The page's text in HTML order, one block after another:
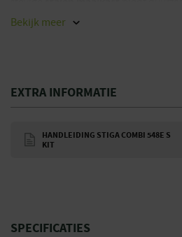
bij intensief gebruik. Je hoeft minder
op te ruimen, dankzij de ruime
De zachte handgreep ligt prettig in de
verstelbaar en kan na gebruik
wielen met extra grip zorgen voor
wat ruwere ondergronden.
Bekijk meer
EXTRA INFORMATIE
HANDLEIDING STIGA COMBI 548E S
KIT
SPECIFICATIES